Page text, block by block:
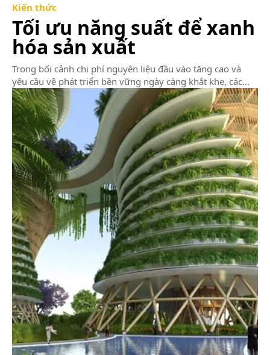
Kiến thức
Tối ưu năng suất để xanh
hóa sản xuất
Trong bối cảnh chi phí nguyên liệu đầu vào tăng cao và
yêu cầu về phát triển bền vững ngày càng khắt khe, các...